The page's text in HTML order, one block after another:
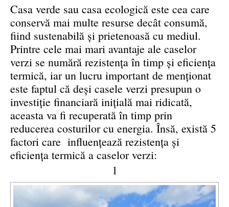
Casa verde sau casa ecologică este cea care
conservă mai multe resurse decât consumă,
fiind sustenabilă şi prietenoasă cu mediul.
Printre cele mai mari avantaje ale caselor
verzi se numără rezistența în timp și eficiența
termică, iar un lucru important de menționat
este faptul că deși casele verzi presupun o
investiție financiară iniţială mai ridicată,
aceasta va fi recuperată în timp prin
reducerea costurilor cu energia. Însă, există 5
factori care influenţează rezistența și
eficiența termică a caselor verzi:
1